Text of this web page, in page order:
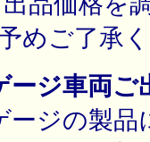
めご了承く
ージ車両ご
ージの製品